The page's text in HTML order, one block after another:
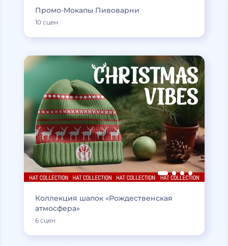
Промо-Мокапы Пивоварни
10 сцен
Коллекция шапок «Рождественская
атмосфера»
6 сцен